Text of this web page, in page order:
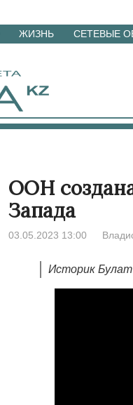
ЖИЗНЬ СЕТЕВЫЕ
ООН
Запада
03.05.2023 13:00
Историк Булат